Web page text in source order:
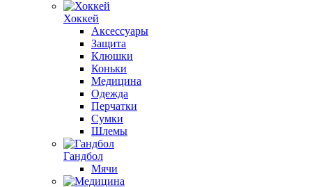
Хоккей
Аксессуары
Защита
Клюшки
Коньки
Медицина
Одежда
Перчатки
Сумки
Шлемы
Гандбол
Мячи